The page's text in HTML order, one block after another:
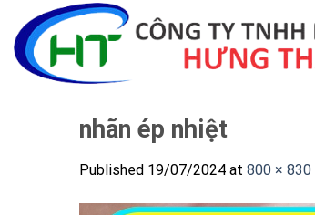
content
nhãn ép nhiệt
Published 19/07/2024 at 800 × 830